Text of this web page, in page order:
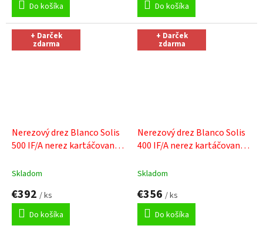
Do košíka
Do košíka
+ Darček
zdarma
Nerezový drez Blanco Solis
500 IF/A nerez kartáčovaný s
pasta
Skladom
€392 / ks
Do košíka
+ Darček
zdarma
Nerezový drez Blanco Solis
400 IF/A nerez kartáčovaný s
pasta
Skladom
€356 / ks
Do košíka